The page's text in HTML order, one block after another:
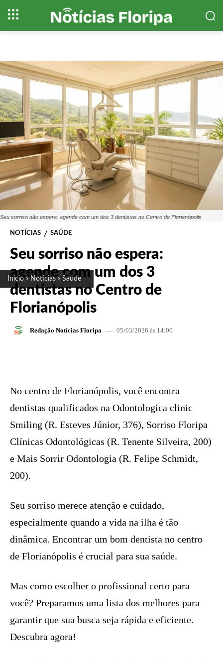
Início Notícias Saúde
Seu sorriso não espera: agende com um dos 3 dentistas no Centro de Florianópolis
NOTÍCIAS SAÚDE
Seu sorriso não espera:
agende com um dos 3
dentistas no Centro de
Florianópolis
Redação Notícias Floripa 05/03/2026 às 14:00
No centro de Florianópolis, você encontra
dentistas qualificados na Odontologica clinic
Smiling (R. Esteves Júnior, 376), Sorriso Floripa
Clínicas Odontológicas (R. Tenente Silveira, 200)
e Mais Sorrir Odontologia (R. Felipe Schmidt,
200).
Seu sorriso merece atenção e cuidado,
especialmente quando a vida na ilha é tão
dinâmica. Encontrar um bom dentista no centro
de Florianópolis é crucial para sua saúde.
Mas como escolher o profissional certo para
você? Preparamos uma lista dos melhores para
garantir que sua busca seja rápida e eficiente.
Descubra agora!